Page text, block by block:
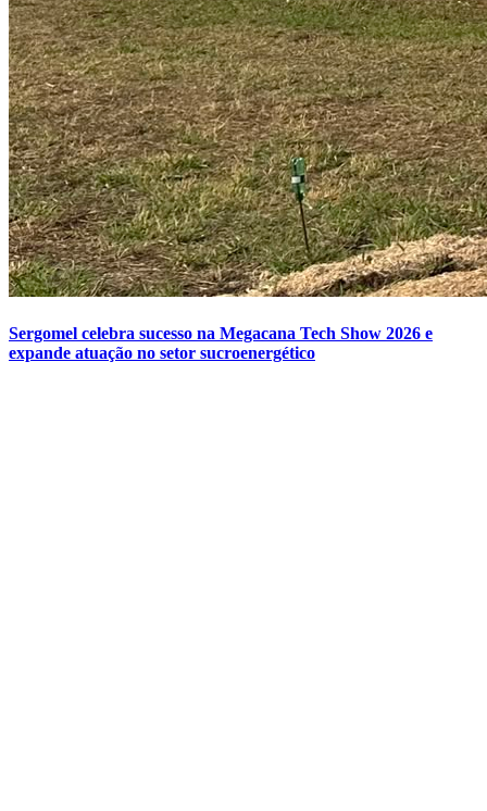
Sergomel celebra sucesso na Megacana Tech Show 2026 e
expande atuação no setor sucroenergético